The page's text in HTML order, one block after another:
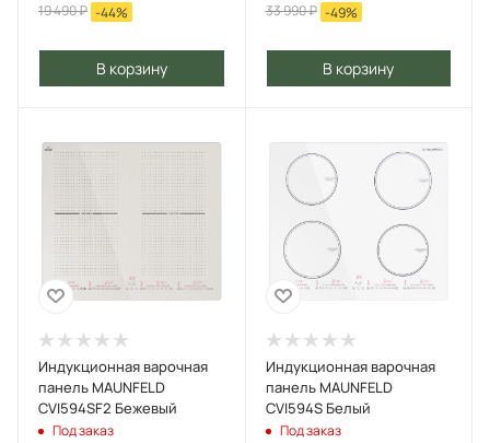
19 490₽ -44%
В корзину
33 990₽ -49%
В корзину
Индукционная варочная
панель MAUNFELD
CVI594SF2 Бежевый
Под заказ
Индукционная варочная
панель MAUNFELD
CVI594S Белый
Под заказ